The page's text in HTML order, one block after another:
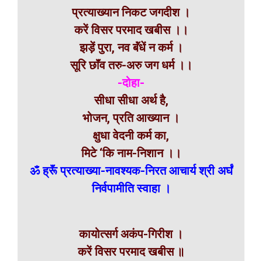
प्रत्याख्यान निकट जगदीश ।
करें विसर परमाद खबीस ।।
झड़ें पुरा, नव बॅंधें न कर्म ।
सूरि छाॅंव तरु-अरु जग धर्म ।।
-दोहा-
सीधा सीधा अर्थ है,
भोजन, प्रति आख्यान ।
क्षुधा वेदनी कर्म का,
मिटे ‘कि नाम-निशान ।।
ॐ ह्रूॅं प्रत्याख्या-नावश्यक-निरत आचार्य श्री अर्घं
निर्वपामीति स्वाहा ।
कायोत्सर्ग अकंप-गिरीश ।
करें विसर परमाद खबीस ॥